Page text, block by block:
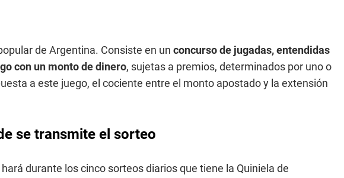
de Argentina. Consiste en un concurso de jugadas, entendidas
con un monto de dinero, sujetas a premios, determinados por uno o
a este juego, el cociente entre el monto apostado y la extensión
se transmite el sorteo
hará durante los cinco sorteos diarios que tiene la Quiniela de